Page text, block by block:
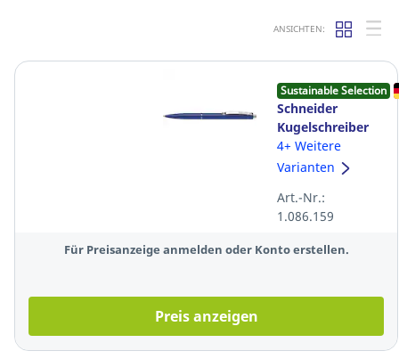
ANSICHTEN:
Sustainable Selection
Schneider
Kugelschreiber
K15 3083,
Strichstärke:
4+ Weitere
Varianten
Art.-Nr.:
1.086.159
Für Preisanzeige anmelden oder Konto erstellen.
Preis anzeigen